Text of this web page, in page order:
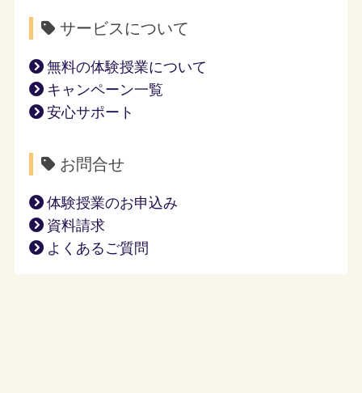
サービスについて
無料の体験授業について
キャンペーン一覧
安心サポート
お問合せ
体験授業のお申込み
資料請求
よくあるご質問